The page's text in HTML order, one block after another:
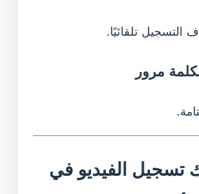
التسجيل تلقائيًا.
مرور
تسجيل الفيديو في